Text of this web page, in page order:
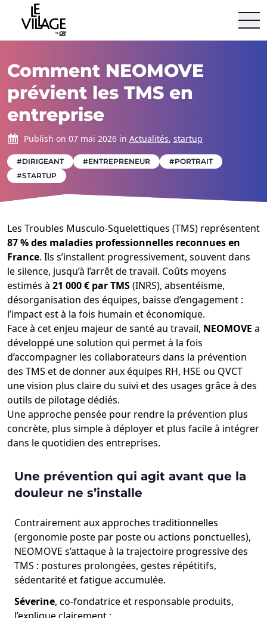
Le Village By Ca
Comment NEOMOVE
prévient les TMS en
entreprise
Publish on 07 mai 2026 in Actualités, startup
#DIRIGEANT #ENTREPRENEUR
#PORTRAIT
#STARTUP
Les Troubles Musculo-Squelettiques (TMS) représentent
87 % des maladies professionnelles reconnues en
France. Ils s’installent progressivement, souvent dans
le silence, jusqu’à l’arrêt de travail. Coûts moyens
estimés à 21 000 € par TMS(INRS), absentéisme,
désorganisation des équipes, baisse d’engagement :
l’impact est à la fois humain et économique.
Face à cet enjeu majeur de santé au travail, NEOMOVE a
développé une solution qui permet à la fois
d’accompagner les collaborateurs dans la prévention
des TMS et de donner aux équipes RH, HSE ou QVCT
une vision plus claire du suivi et des usages grâce à des
outils de pilotage dédiés.
Une approche pensée pour rendre la prévention plus
concrète, plus simple à déployer et plus facile à intégrer
dans le quotidien des entreprises.
Une prévention qui agit avant que la
douleur ne s’installe
Contrairement aux approches traditionnelles
(ergonomie poste par poste ou actions ponctuelles),
NEOMOVE s’attaque à la trajectoire progressive des
TMS : postures prolongées, gestes répétitifs,
sédentarité et fatigue accumulée.
Séverine, co-fondatrice et responsable produits,